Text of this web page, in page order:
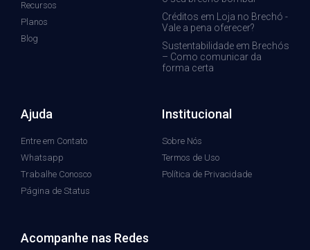
Recursos
Planos
Blog
Créditos em Loja no Brechó -
Vale a pena oferecer?
Sustentabilidade em Brechós
– Como comunicar da
forma certa
Ajuda
Entre em Contato
Whatsapp
Trabalhe Conosco
Página de Status
Institucional
Sobre Nós
Termos de Uso
Política de Privacidade
Acompanhe nas Redes